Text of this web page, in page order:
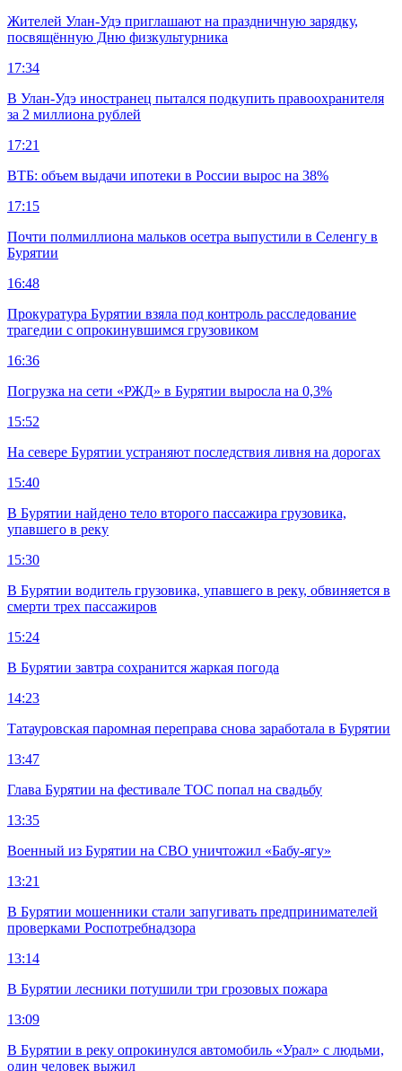
Жителей Улан-Удэ приглашают на праздничную зарядку,
посвящённую Дню физкультурника
17:34
В Улан-Удэ иностранец пытался подкупить правоохранителя
за 2 миллиона рублей
17:21
ВТБ: объем выдачи ипотеки в России вырос на 38%
17:15
Почти полмиллиона мальков осетра выпустили в Селенгу в
Бурятии
16:48
Прокуратура Бурятии взяла под контроль расследование
трагедии с опрокинувшимся грузовиком
16:36
Погрузка на сети «РЖД» в Бурятии выросла на 0,3%
15:52
На севере Бурятии устраняют последствия ливня на дорогах
15:40
В Бурятии найдено тело второго пассажира грузовика,
упавшего в реку
15:30
В Бурятии водитель грузовика, упавшего в реку, обвиняется в
смерти трех пассажиров
15:24
В Бурятии завтра сохранится жаркая погода
14:23
Татауровская паромная переправа снова заработала в Бурятии
13:47
Глава Бурятии на фестивале ТОС попал на свадьбу
13:35
Военный из Бурятии на СВО уничтожил «Бабу-ягу»
13:21
В Бурятии мошенники стали запугивать предпринимателей
проверками Роспотребнадзора
13:14
В Бурятии лесники потушили три грозовых пожара
13:09
В Бурятии в реку опрокинулся автомобиль «Урал» с людьми,
один человек выжил